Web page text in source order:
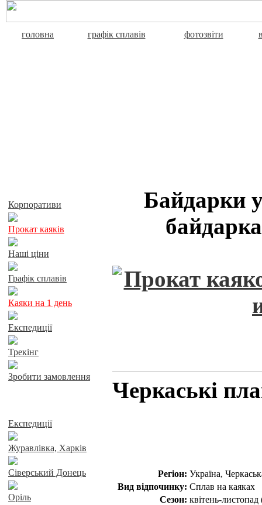
головна графік сплавів фотозвіти
Корпоративи
Прокат каяків
Наші ціни
Графік сплавів
Каяки на 1 день
Експедиції
Трекінг
Зробити замовлення
Експедиції
Журавлівка, Харків
Сіверський Донець
Оріль
Байдарки
Черкаські
Регіон: Україна,
Вид відпочинку: Сплав на каяках
Сезон: квітень-